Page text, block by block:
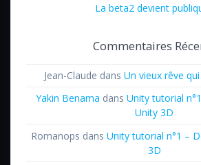
La beta2 devient
Commentaires
Jean-Claude dans Un vieux rêve
Yakin Benama dans Unity tutorial
Unity 3D
Romanops dans Unity tutorial n°1 –
3D